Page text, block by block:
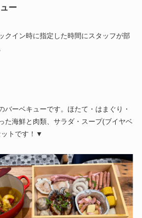
ー
クイン時に指定した時間にスタッフが部
バーベキューです。ほたて・はまぐり・
た海鮮と肉類、サラダ・スープ(ブイヤベ
ットです！▼